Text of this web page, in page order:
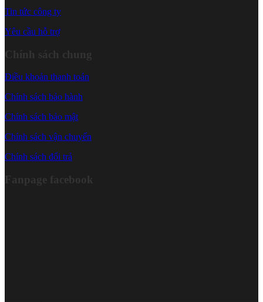
Tin tức công ty
Yêu cầu hỗ trợ
Chính sách chung
Điều khoản thanh toán
Chính sách bảo hành
Chính sách bảo mật
Chính sách vận chuyển
Chính sách đổi trả
Fanpage facebook